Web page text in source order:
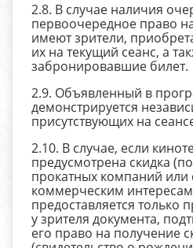
2.8. В случае наличия
первоочередное право
имеют зрители,
их на текущий сеанс, а
забронировавшие билет.
2.9. Объявленный в
демонстрируется
присутствующих на
2.10. В случае, если
предусмотрена скидка
прокатных компаний или
коммерческим
предоставляется только
у зрителя документа,
его право на получение